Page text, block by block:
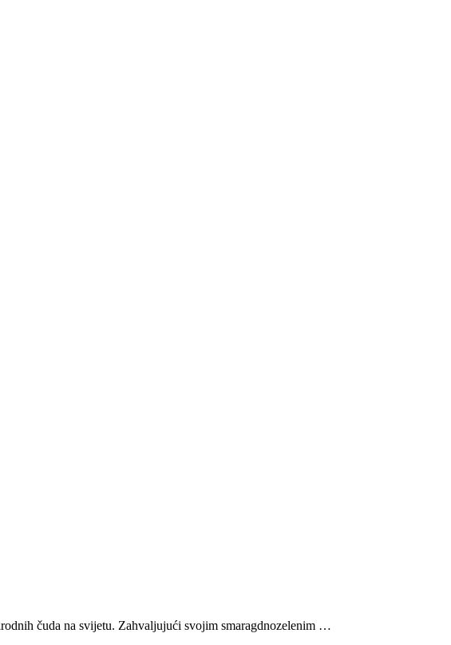
čuda na svijetu. Zahvaljujući svojim smaragdnozelenim …